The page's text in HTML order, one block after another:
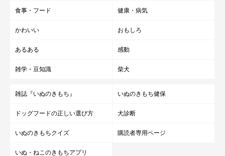
食事・フード 健康・病気
かわいい おもしろ
あるある 感動
雑学・豆知識 柴犬
雑誌『いぬのきもち』 いぬのきもち健保
ドッグフードの正しい選び方 犬診断
いぬのきもちクイズ 購読者専用ページ
いぬ・ねこのきもちアプリ